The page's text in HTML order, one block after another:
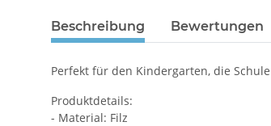
Beschreibung Bewertungen
Perfekt für den Kindergarten, die
Produktdetails:
- Material: Filz